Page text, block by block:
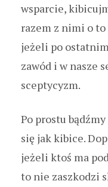
wsparcie,
razem z nimi o
jeżeli po
zawód i w nasze
sceptycyzm.
Po prostu
się jak kibice.
jeżeli ktoś ma
to nie zaszkodzi